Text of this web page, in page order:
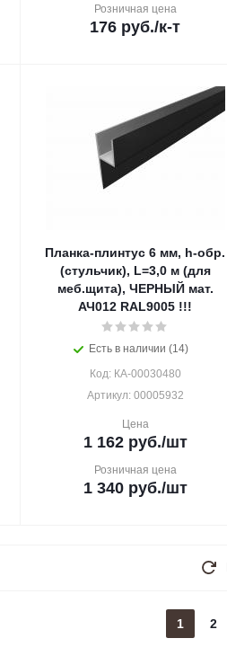
Розничная цена
176 руб./к-т
Планка-плинтус 6 мм, h-обр.
(стульчик), L=3,0 м (для
меб.щита), ЧЕРНЫЙ мат.
АЧ012 RAL9005 !!!
Есть в наличии (14)
Код: КА-00030480
Артикул: 00005932
Цена
1 162руб./шт
Розничная цена
1 340руб./шт
1 2